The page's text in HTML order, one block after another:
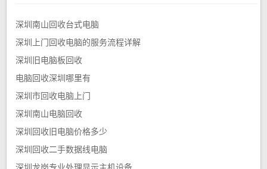
深圳南山回收台式电脑
深圳上门回收电脑的服务流程详解
深圳旧电脑板回收
电脑回收深圳哪里有
深圳市回收电脑上门
深圳南山电脑回收
深圳回收旧电脑价格多少
深圳回收二手数据线电脑